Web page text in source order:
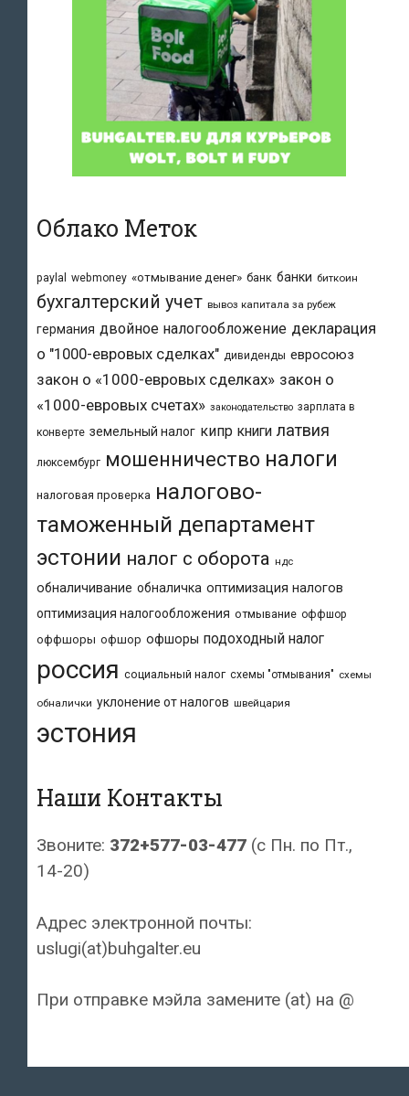
Облако Меток
paylal webmoney «отмывание денег» банк банки биткоин
бухгалтерский учет вывоз капитала за рубеж
германия двойное налогообложение декларация
о "1000-евровых сделках" дивиденды евросоюз
закон о «1000-евровых сделках» закон о
«1000-евровых счетах» законодательство зарплата в
конверте земельный налог кипр книги латвия
люксембург мошенничество налоги
налоговая проверка налогово-
таможенный департамент
эстонии налог с оборота ндс
обналичивание обналичка оптимизация налогов
оптимизация налогообложения отмывание оффшор
оффшоры офшор офшоры подоходный налог
россия социальный налог схемы "отмывания" схемы
обналички уклонение от налогов швейцария
эстония
Наши Контакты
Звоните: 372+577-03-477 (с Пн. по Пт.,
14-20)
Адрес электронной почты:
uslugi(at)buhgalter.eu
При отправке мэйла замените (at) на @